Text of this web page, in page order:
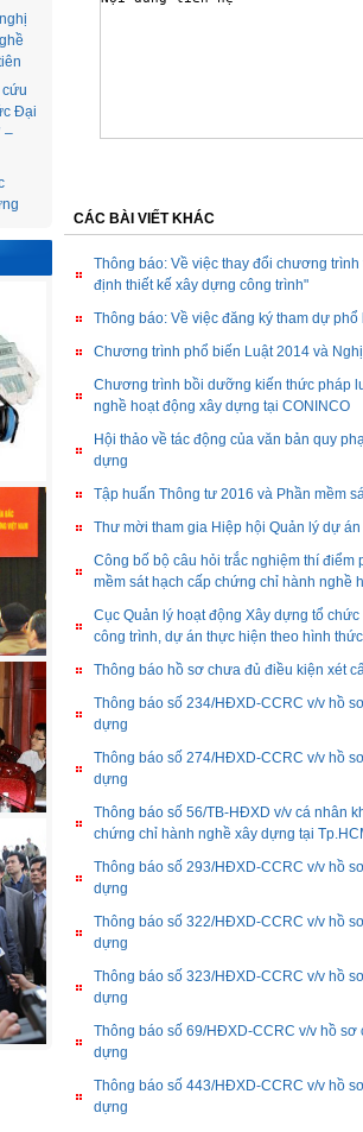
Đại
–
CÁC BÀI VIẾT KHÁC
Thông báo: Về việc thay đổi chương
định thiết kế xây dựng công trình"
Thông báo: Về việc đăng ký tham dự
Chương trình phổ biến Luật 2014 và
Chương trình bồi dưỡng kiến thức pháp
nghề hoạt động xây dựng tại CONINCO
Hội thảo về tác động của văn bản quy
dựng
Tập huấn Thông tư 2016 và Phần mềm
Thư mời tham gia Hiệp hội Quản lý dự
Công bố bộ câu hỏi trắc nghiệm thí điểm
mềm sát hạch cấp chứng chỉ hành nghề
Cục Quản lý hoạt động Xây dựng tổ
công trình, dự án thực hiện theo hình
Thông báo hồ sơ chưa đủ điều kiện xét
Thông báo số 234/HĐXD-CCRC v/v hồ
dựng
Thông báo số 274/HĐXD-CCRC v/v hồ
dựng
Thông báo số 56/TB-HĐXD v/v cá nhân
chứng chỉ hành nghề xây dựng tại
Thông báo số 293/HĐXD-CCRC v/v hồ
dựng
Thông báo số 322/HĐXD-CCRC v/v hồ
dựng
Thông báo số 323/HĐXD-CCRC v/v hồ
dựng
Thông báo số 69/HĐXD-CCRC v/v hồ
dựng
Thông báo số 443/HĐXD-CCRC v/v hồ
dựng